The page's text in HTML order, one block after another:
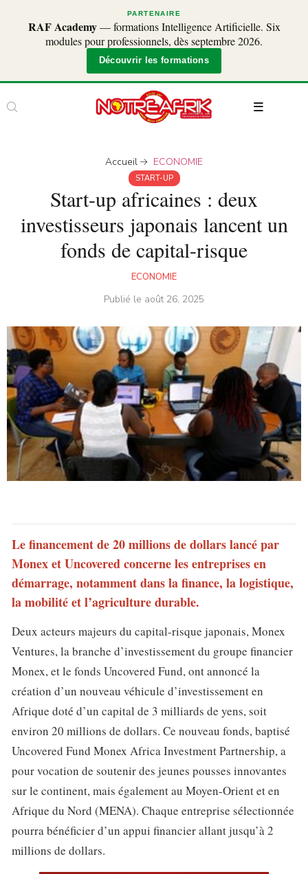
PARTENAIRE
RAF Academy— formations Intelligence Artificielle. Six
modules pour professionnels, dès septembre 2026.
Découvrir les formations
Accueil ECONOMIE
START-UP
Start-up africaines : deux
investisseurs japonais lancent un
fonds de capital-risque
ECONOMIE
Publié le août 26, 2025
Le financement de 20 millions de dollars lancé par
Monex et Uncovered concerne les entreprises en
démarrage, notamment dans la finance, la logistique,
la mobilité et l’agriculture durable.
Deux acteurs majeurs du capital-risque japonais, Monex
Ventures, la branche d’investissement du groupe financier
Monex, et le fonds Uncovered Fund, ont annoncé la
création d’un nouveau véhicule d’investissement en
Afrique doté d’un capital de 3 milliards de yens, soit
environ 20 millions de dollars. Ce nouveau fonds, baptisé
Uncovered Fund Monex Africa Investment Partnership, a
pour vocation de soutenir des jeunes pousses innovantes
sur le continent, mais également au Moyen-Orient et en
Afrique du Nord (MENA). Chaque entreprise sélectionnée
pourra bénéficier d’un appui financier allant jusqu’à 2
millions de dollars.